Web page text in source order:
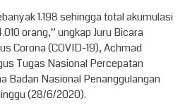
1.198 sehingga total akumulasi
orang,” ungkap Juru Bicara
Corona (COVID-19), Achmad
Tugas Nasional Percepatan
Badan Nasional Penanggulangan
(28/6/2020).